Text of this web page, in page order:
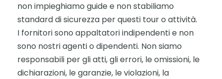
non impieghiamo guide e non stabiliamo
standard di sicurezza per questi tour o attività.
I fornitori sono appaltatori indipendenti e non
sono nostri agenti o dipendenti. Non siamo
responsabili per gli atti, gli errori, le omissioni, le
dichiarazioni, le garanzie, le violazioni, la